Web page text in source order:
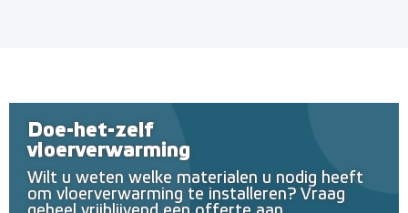
Doe-het-zelf
vloerverwarming
Wilt u weten welke materialen u nodig heeft
om vloerverwarming te installeren? Vraag